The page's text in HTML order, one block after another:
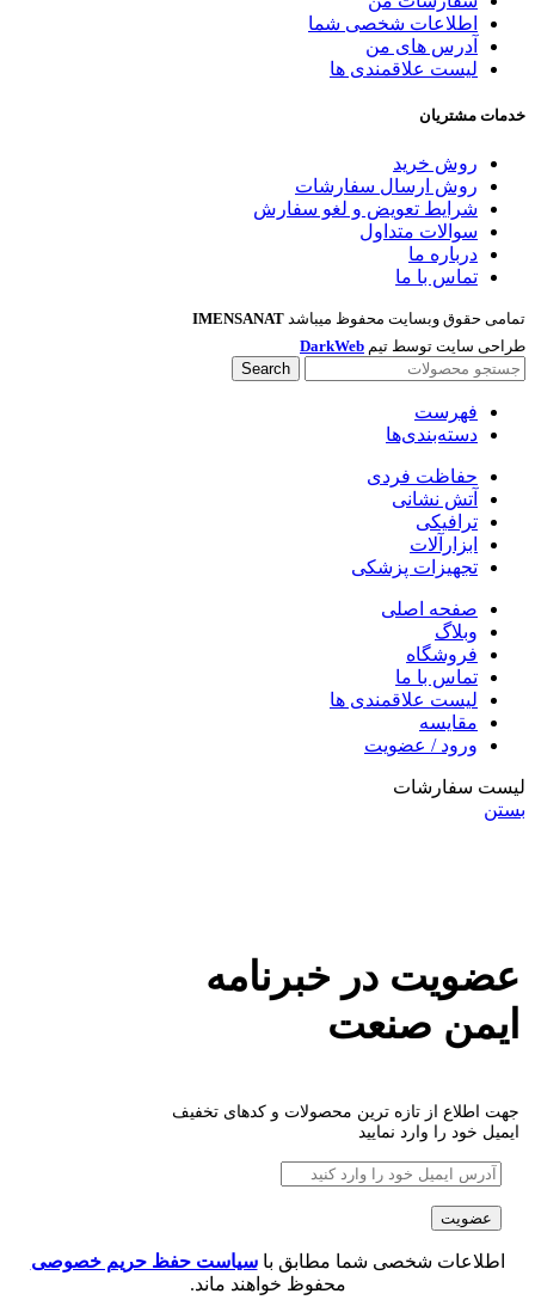
اطلاعات شخصی شما
آدرس های من
لیست علاقمندی ها
خدمات مشتریان
روش خرید
روش ارسال سفارشات
شرایط تعویض و لغو سفارش
سوالات متداول
درباره ما
تماس با ما
تمامی حقوق وبسایت محفوظ میباشد IMENSANAT
طراحی سایت توسط تیم DarkWeb
Search
فهرست
دسته‌بندی‌ها
حفاظت فردی
آتش نشانی
ترافیکی
ابزارآلات
تجهیزات پزشکی
صفحه اصلی
وبلاگ
فروشگاه
تماس با ما
لیست علاقمندی ها
مقایسه
ورود / عضویت
لیست سفارشات
بستن
عضویت در خبرنامه
ایمن صنعت
جهت اطلاع از تازه ترین محصولات و کدهای تخفیف
ایمیل خود را وارد نمایید
اطلاعات شخصی شما مطابق باسیاست حفظ حریم خصوصی
محفوظ خواهند ماند.